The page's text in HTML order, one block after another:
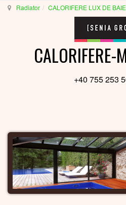
Radiator CALORIFERE LUX DE BAIE
CALORIFERE-
+40 755 253